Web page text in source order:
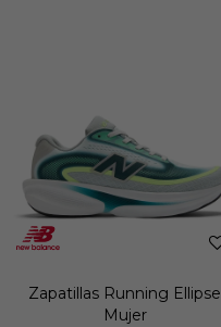
Zapatillas Running Ellipse
Mujer